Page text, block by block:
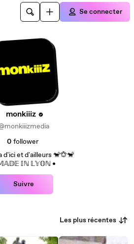
Se connecter
monkiiiz
0 follower
d'ici et d'ailleurs 🐒🐵🐒
𝕀ℕ 𝕃𝕐𝕆ℕ •
Suivre
Les plus récentes